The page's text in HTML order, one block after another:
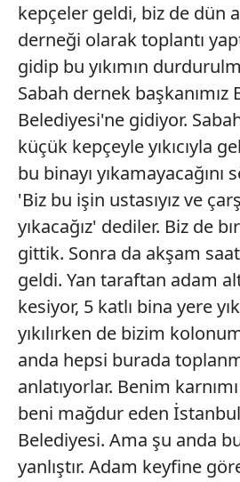
kepçeler geldi, biz de dün
derneği olarak toplantı
gidip bu yıkımın
Sabah dernek başkanımız
Belediyesi'ne gidiyor.
küçük kepçeyle yıkıcıyla
bu binayı yıkamayacağını
'Biz bu işin ustasıyız ve
yıkacağız' dediler. Biz de
gittik. Sonra da akşam
geldi. Yan taraftan adam
kesiyor, 5 katlı bina yere
yıkılırken de bizim
anda hepsi burada
anlatıyorlar. Benim
beni mağdur eden
Belediyesi. Ama şu anda
yanlıştır. Adam keyfine